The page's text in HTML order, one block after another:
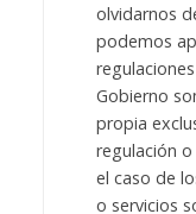
olvidarnos
podemos
Gobierno
propia
regulación
el caso de
o servicios